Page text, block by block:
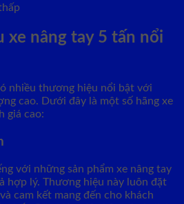
xe nâng tay 5 tấn nổi
nhiều thương hiệu nổi bật với
cao. Dưới đây là một số hãng xe
giá cao:
với những sản phẩm xe nâng tay
hợp lý. Thương hiệu này luôn đặt
cam kết mang đến cho khách